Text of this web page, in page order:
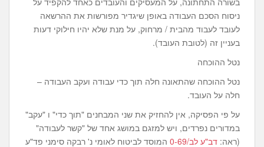
ניסוח הסכם העבודה באופן שיגדיר מפורשות את ההרשאה
לעובד לעבוד מהבית / מרחוק, על מנת שלא יהיו חילוקי דעות
בעניין זה (לטובת העובד).
נטל ההוכחה
נטל ההוכחה שהתאונה חלה תוך כדי עבודה ועקב העבודה –
חלה על העובד.
על פי הפסיקה, אין להחזיק את שני המבחנים "תוך כדי" ו "עקב"
במדורים נפרדים, ויש למזגם במושג אחד של "קשר לעבודה"
(ראה: דב"ע לב/0-69
המוסד לביטוח לאומי נ' רבקה סימני פד"ע